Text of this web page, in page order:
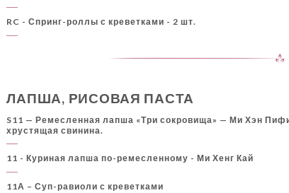
RC - Спринг-роллы с креветками - 2 шт.
ЛАПША, РИСОВАЯ ПАСТА
S11 — Ремесленная лапша «Три сокровища» — Ми Хэн
хрустящая свинина.
11 - Куриная лапша по-ремесленному - Ми Хенг Кай
11А – Суп-равиоли с креветками